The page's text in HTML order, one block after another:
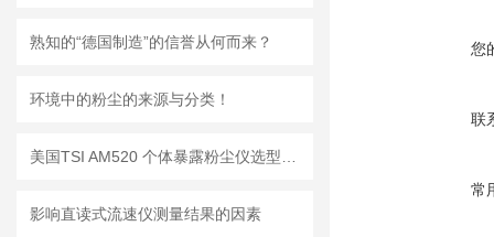
熟知的“德国制造”的信誉从何而来？
环境中的粉尘的来源与分类！
影响直读式流速仪测量结果的因素
您
联
常